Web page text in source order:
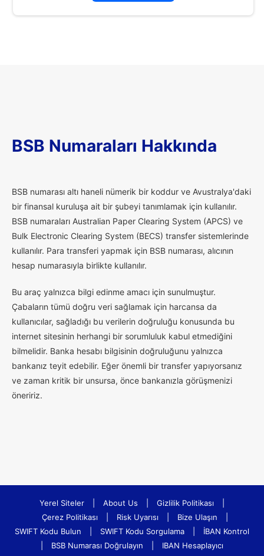
BSB Numaraları Hakkında
BSB numarası altı haneli nümerik bir koddur ve Avustralya'daki
bir finansal kuruluşa ait bir şubeyi tanımlamak için kullanılır.
BSB numaraları Australian Paper Clearing System (APCS) ve
Bulk Electronic Clearing System (BECS) transfer sistemlerinde
kullanılır. Para transferi yapmak için BSB numarası, alıcının
hesap numarasıyla birlikte kullanılır.
Bu araç yalnızca bilgi edinme amacı için sunulmuştur.
Çabaların tümü doğru veri sağlamak için harcansa da
kullanıcılar, sağladığı bu verilerin doğruluğu konusunda bu
internet sitesinin herhangi bir sorumluluk kabul etmediğini
bilmelidir. Banka hesabı bilgisinin doğruluğunu yalnızca
bankanız teyit edebilir. Eğer önemli bir transfer yapıyorsanız
ve zaman kritik bir unsursa, önce bankanızla görüşmenizi
öneririz.
Yerel Siteler About Us Gizlilik Politikası
Çerez Politikası
Risk Uyarısı Bize Ulaşın
SWIFT Kodu Bulun
SWIFT Kodu Sorgulama
İBAN Kontrol
BSB Numarası Doğrulayın
IBAN Hesaplayıcı